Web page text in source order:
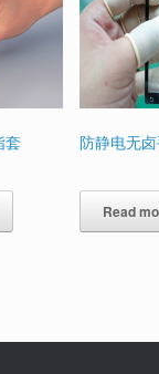
套 防静电无
Read